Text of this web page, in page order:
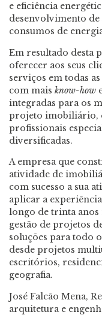
e eficiência
desenvolvimento de
consumos de
Em resultado desta
oferecer aos seus
serviços em todas
com mais know-how
integradas para os
projeto imobiliário,
profissionais
diversificadas.
A empresa que
atividade de
com sucesso a sua
aplicar a
longo de trinta anos
gestão de projetos
soluções para todo
desde projetos
escritórios,
geografia.
José Falcão Mena,
arquitetura e